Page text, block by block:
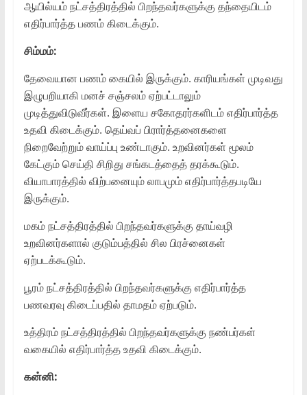
ஆயில்யம் நட்சத்திரத்தில் பிறந்தவர்களுக்கு தந்தையிடம்
எதிர்பார்த்த பணம் கிடைக்கும்.
சிம்மம்:
தேவையான பணம் கையில் இருக்கும். காரியங்கள் முடிவது
இழுபறியாகி மனச் சஞ்சலம் ஏற்பட்டாலும்
முடித்துவிடுவீர்கள். இளைய சகோதரர்களிடம் எதிர்பார்த்த
உதவி கிடைக்கும். தெய்வப் பிரார்த்தனைகளை
நிறைவேற்றும் வாய்ப்பு உண்டாகும். உறவினர்கள் மூலம்
கேட்கும் செய்தி சிறிது சங்கடத்தைத் தரக்கூடும்.
வியாபாரத்தில் விற்பனையும் லாபமும் எதிர்பார்த்தபடியே
இருக்கும்.
மகம் நட்சத்திரத்தில் பிறந்தவர்களுக்கு தாய்வழி
உறவினர்களால் குடும்பத்தில் சில பிரச்னைகள்
ஏற்படக்கூடும்.
பூரம் நட்சத்திரத்தில் பிறந்தவர்களுக்கு எதிர்பார்த்த
பணவரவு கிடைப்பதில் தாமதம் ஏற்படும்.
உத்திரம் நட்சத்திரத்தில் பிறந்தவர்களுக்கு நண்பர்கள்
வகையில் எதிர்பார்த்த உதவி கிடைக்கும்.
கன்னி: